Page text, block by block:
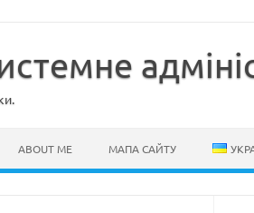
ABOUT ME МАПА САЙТУ